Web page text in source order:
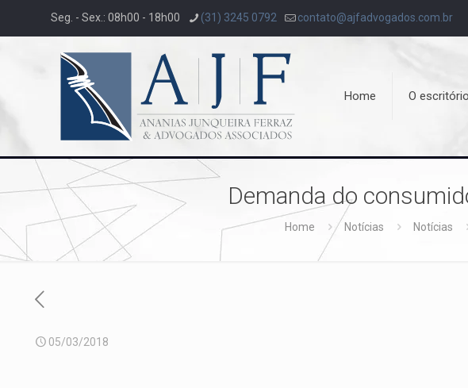
Seg. - Sex.: 08h00 - 18h00 (31) 3245 0792 contato@ajfadvogados.com.br
Home O escritório
Demanda do
Home Notícias Notícias
05/03/2018